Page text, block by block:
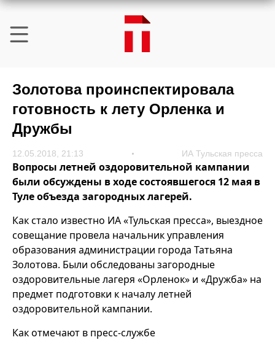
Золотова проинспектировала
готовность к лету Орленка и
Дружбы
12.05.2018, 21:13 ИА Тульская пресса
Вопросы летней оздоровительной кампании
были обсуждены в ходе состоявшегося 12 мая в
Туле объезда загородных лагерей.
Как стало известно ИА «Тульская пресса», выездное
совещание провела начальник управления
образования администрации города Татьяна
Золотова. Были обследованы загородные
оздоровительные лагеря «Орленок» и «Дружба» на
предмет подготовки к началу летней
оздоровительной кампании.
Как отмечают в пресс-службе